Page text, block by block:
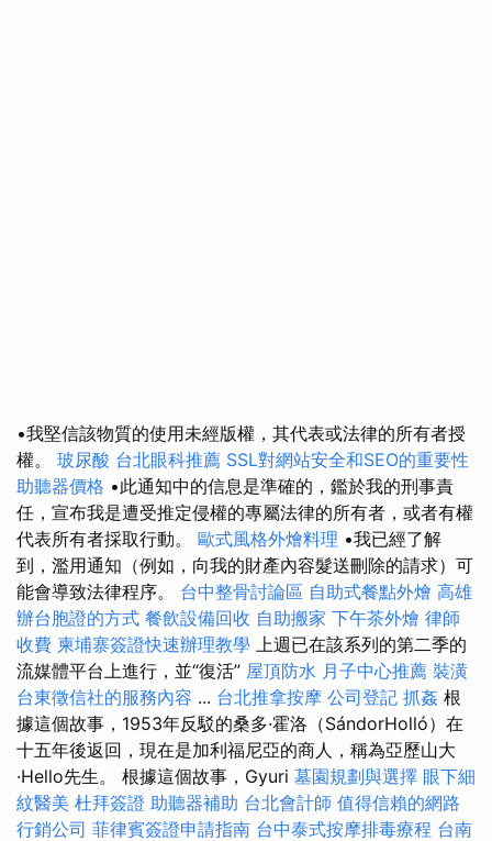
•我堅信該物質的使用未經版權，其代表或法律的所有者授
權。 玻尿酸 台北眼科推薦 SSL對網站安全和SEO的重要性
助聽器價格 •此通知中的信息是準確的，鑑於我的刑事責
任，宣布我是遭受推定侵權的專屬法律的所有者，或者有權
代表所有者採取行動。 歐式風格外燴料理 •我已經了解
到，濫用通知（例如，向我的財產內容髮送刪除的請求）可
能會導致法律程序。 台中整骨討論區 自助式餐點外燴 高雄
辦台胞證的方式 餐飲設備回收 自助搬家 下午茶外燴 律師
收費 柬埔寨簽證快速辦理教學 上週已在該系列的第二季的
流媒體平台上進行，並“復活” 屋頂防水 月子中心推薦 裝潢
台東徵信社的服務內容 ... 台北推拿按摩 公司登記 抓姦 根
據這個故事，1953年反駁的桑多·霍洛（SándorHolló）在
十五年後返回，現在是加利福尼亞的商人，稱為亞歷山大
·Hello先生。 根據這個故事，Gyuri 墓園規劃與選擇 眼下細
紋醫美 杜拜簽證 助聽器補助 台北會計師 值得信賴的網路
行銷公司 菲律賓簽證申請指南 台中泰式按摩排毒療程 台南